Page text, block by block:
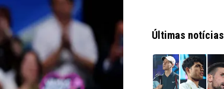
Últimas notícias